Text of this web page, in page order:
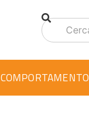
COMPORTAMENTO